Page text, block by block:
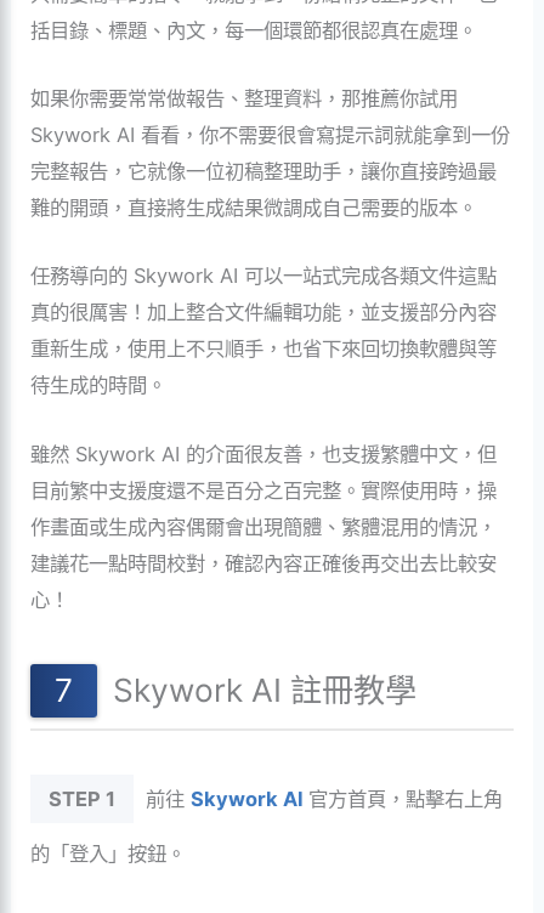
括目錄、標題、內文，每一個環節都很認真在處理。
如果你需要常常做報告、整理資料，那推薦你試用
Skywork AI 看看，你不需要很會寫提示詞就能拿到一份
完整報告，它就像一位初稿整理助手，讓你直接跨過最
難的開頭，直接將生成結果微調成自己需要的版本。
任務導向的 Skywork AI 可以一站式完成各類文件這點
真的很厲害！加上整合文件編輯功能，並支援部分內容
重新生成，使用上不只順手，也省下來回切換軟體與等
待生成的時間。
雖然 Skywork AI 的介面很友善，也支援繁體中文，但
目前繁中支援度還不是百分之百完整。實際使用時，操
作畫面或生成內容偶爾會出現簡體、繁體混用的情況，
建議花一點時間校對，確認內容正確後再交出去比較安
心！
Skywork AI 註冊教學
STEP 1 前往Skywork AI 官方首頁，點擊右上角
的「登入」按鈕。